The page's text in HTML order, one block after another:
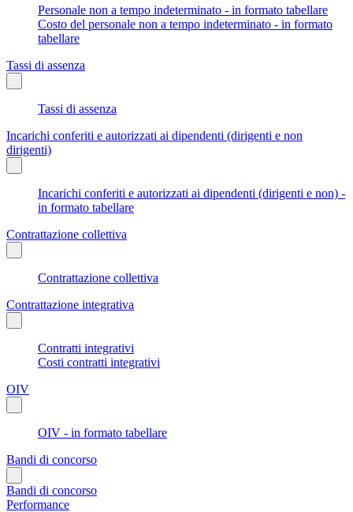
Personale non a tempo indeterminato - in formato tabellare
Costo del personale non a tempo indeterminato - in formato
tabellare
Tassi di assenza
Tassi di assenza
Incarichi conferiti e autorizzati ai dipendenti (dirigenti e non
dirigenti)
Incarichi conferiti e autorizzati ai dipendenti (dirigenti e non) -
in formato tabellare
Contrattazione collettiva
Contrattazione collettiva
Contrattazione integrativa
Contratti integrativi
Costi contratti integrativi
OIV
OIV - in formato tabellare
Bandi di concorso
Bandi di concorso
Performance